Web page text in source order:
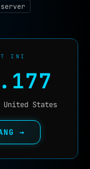
server
INI
United States
→